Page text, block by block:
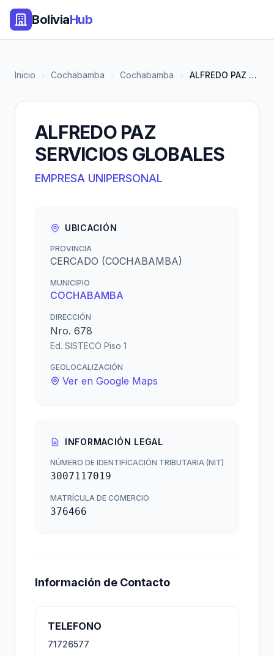
BoliviaHub
Inicio Cochabamba Cochabamba ALFREDO PAZ SERVICIOS GLOBALES
ALFREDO PAZ
SERVICIOS GLOBALES
EMPRESA UNIPERSONAL
UBICACIÓN
PROVINCIA
CERCADO (COCHABAMBA)
MUNICIPIO
COCHABAMBA
DIRECCIÓN
Nro. 678
Ed. SISTECO Piso 1
GEOLOCALIZACIÓN
Ver en Google Maps
INFORMACIÓN LEGAL
NÚMERO DE IDENTIFICACIÓN TRIBUTARIA (NIT)
3007117019
MATRÍCULA DE COMERCIO
376466
Información de Contacto
TELEFONO
71726577